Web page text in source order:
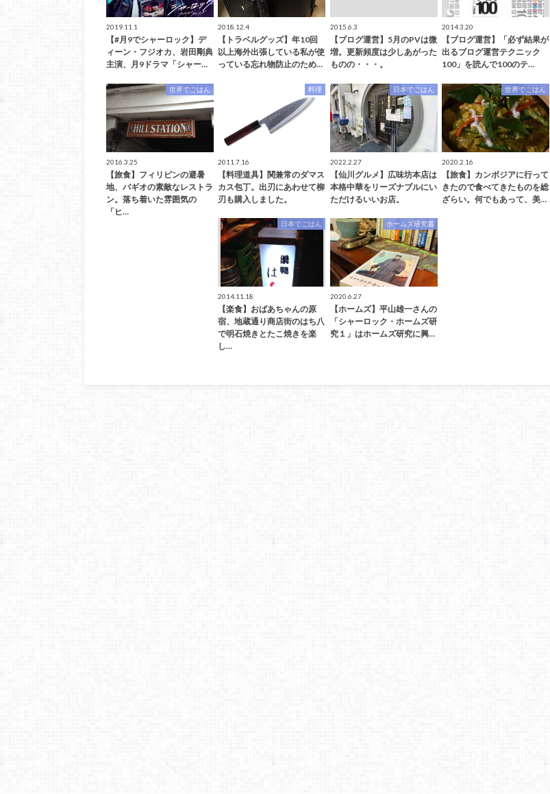
2019.11.1
【#月9でシャーロック】デ
ィーン・フジオカ、岩田剛典
主演、月9ドラマ「シャー…
2018.12.4
【トラベルグッズ】年10回
以上海外出張している私が使
っている忘れ物防止のため…
2015.6.3
【ブログ運営】5月のPVは微
増。更新頻度は少しあがった
ものの・・・。
2014.3.20
【ブログ運営】「必ず結果が
出るブログ運営テクニック
100」を読んで100のテ…
世界でごはん
2016.3.25
【旅食】フィリピンの避暑
地、バギオの素敵なレストラ
ン。落ち着いた雰囲気の
「ヒ…
料理
2011.7.16
【料理道具】関兼常のダマス
カス包丁。出刃にあわせて柳
刃も購入しました。
日本でごはん
2022.2.27
【仙川グルメ】広味坊本店は
本格中華をリーズナブルにい
ただけるいいお店。
世界でごはん
2020.2.16
【旅食】カンボジアに行って
きたので食べてきたものを総
ざらい。何でもあって、美…
日本でごはん
2014.11.18
【楽食】おばあちゃんの原
宿、地蔵通り商店街のはち八
で明石焼きとたこ焼きを楽
し…
ホームズ研究書
2020.6.27
【ホームズ】平山雄一さんの
「シャーロック・ホームズ研
究１」はホームズ研究に興…